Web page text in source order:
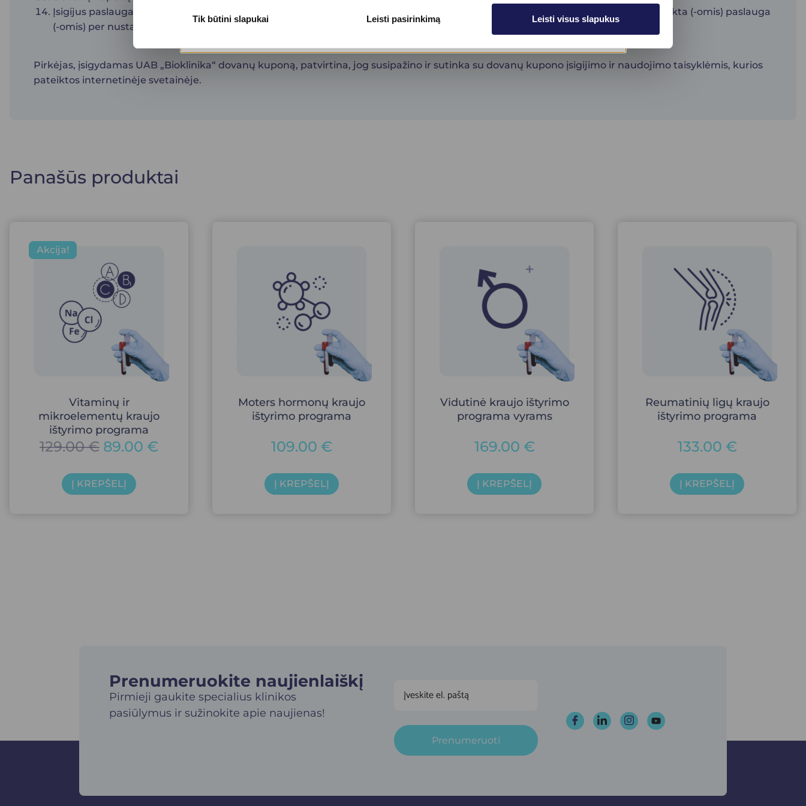
Tik būtini slapukai Leisti pasirinkimą Leisti visus slapukus
Įsigijus paslaugas UAB „Bioklinika“ internetinėje svetainėje, jos laikomos dovanų kuponu, suteikiančiu teisę pasinaudoti pasirinkta (-omis) paslauga
(-omis) per nustatytą laikotarpį pagal galiojančias dovanų kupono taisyklės.
Pirkėjas, įsigydamas UAB „Bioklinika“ dovanų kuponą, patvirtina, jog susipažino ir sutinka su dovanų kupono įsigijimo ir naudojimo taisyklėmis, kurios
pateiktos internetinėje svetainėje.
Panašūs produktai
Akcija!
Vitaminų ir
mikroelementų kraujo
ištyrimo programa
129.00€ 89.00 €
Į KREPŠELĮ
Moters hormonų kraujo
ištyrimo programa
109.00 €
Į KREPŠELĮ
Vidutinė kraujo ištyrimo
programa vyrams
169.00 €
Į KREPŠELĮ
Reumatinių ligų kraujo
ištyrimo programa
133.00 €
Į KREPŠELĮ
Prenumeruokite naujienlaiškį​
Pirmieji gaukite specialius klinikos
pasiūlymus ir sužinokite apie naujienas!
Prenumeruoti